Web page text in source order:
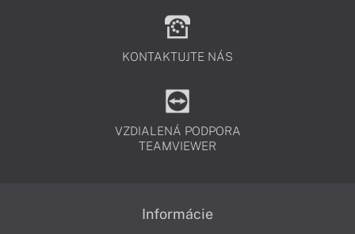
KONTAKTUJTE NÁS
VZDIALENÁ PODPORA
TEAMVIEWER
Informácie